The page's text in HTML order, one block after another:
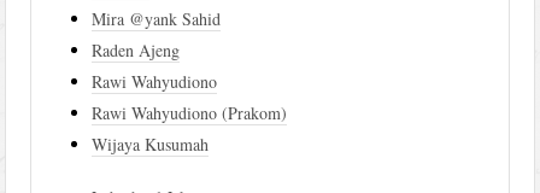
Mira @yank Sahid
Raden Ajeng
Rawi Wahyudiono
Rawi Wahyudiono (Prakom)
Wijaya Kusumah